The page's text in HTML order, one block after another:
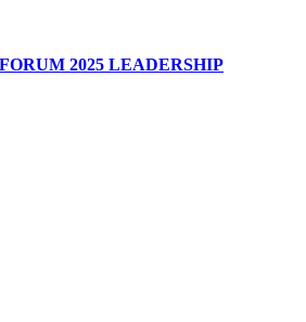
2025 LEADERSHIP